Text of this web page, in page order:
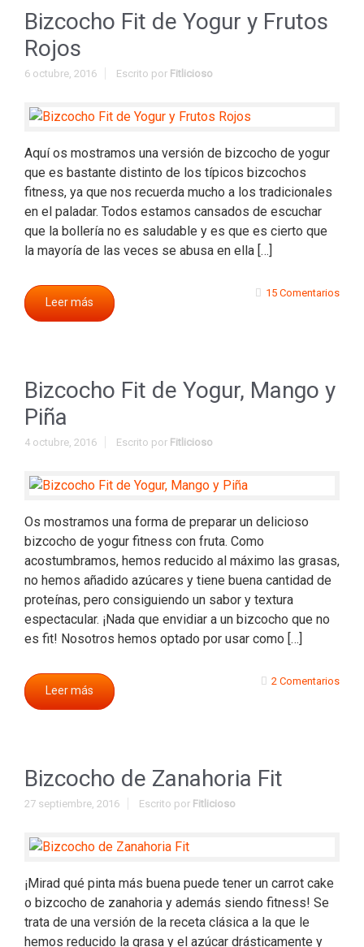
Bizcocho Fit de Yogur y Frutos
Rojos
6 octubre, 2016 Escrito por Fitlicioso
Aquí os mostramos una versión de bizcocho de yogur
que es bastante distinto de los típicos bizcochos
fitness, ya que nos recuerda mucho a los tradicionales
en el paladar. Todos estamos cansados de escuchar
que la bollería no es saludable y es que es cierto que
la mayoría de las veces se abusa en ella […]
Leer más
15 Comentarios
Bizcocho Fit de Yogur, Mango y
Piña
4 octubre, 2016 Escrito por Fitlicioso
Os mostramos una forma de preparar un delicioso
bizcocho de yogur fitness con fruta. Como
acostumbramos, hemos reducido al máximo las grasas,
no hemos añadido azúcares y tiene buena cantidad de
proteínas, pero consiguiendo un sabor y textura
espectacular. ¡Nada que envidiar a un bizcocho que no
es fit! Nosotros hemos optado por usar como […]
Leer más
2 Comentarios
Bizcocho de Zanahoria Fit
27 septiembre, 2016 Escrito por Fitlicioso
¡Mirad qué pinta más buena puede tener un carrot cake
o bizcocho de zanahoria y además siendo fitness! Se
trata de una versión de la receta clásica a la que le
hemos reducido la grasa y el azúcar drásticamente y